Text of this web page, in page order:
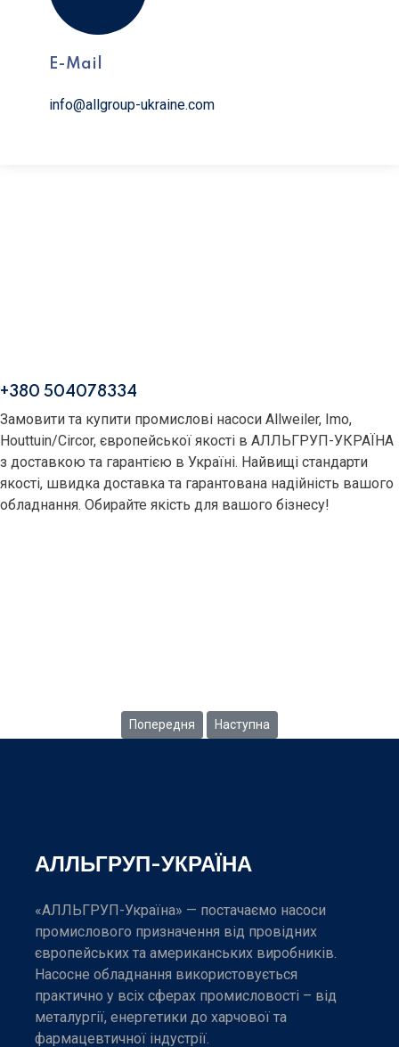
E-Mail
info@allgroup-ukraine.com
+380 504078334
Замовити та купити промислові насоси Allweiler, Imo,
Houttuin/Circor, європейської якості в АЛЛЬГРУП-УКРАЇНА
з доставкою та гарантією в Україні. Найвищі стандарти
якості, швидка доставка та гарантована надійність вашого
обладнання. Обирайте якість для вашого бізнесу!
Попередня стаття: Серія Three-Screw 3D
Попередня Наступна стаття: Серія Three-
Наступна
АЛЛЬГРУП-УКРАЇНА
«АЛЛЬГРУП-Україна» — постачаємо насоси
промислового призначення від провідних
європейських та американських виробників.
Насосне обладнання використовується
практично у всіх сферах промисловості – від
металургії, енергетики до харчової та
фармацевтичної індустрії.